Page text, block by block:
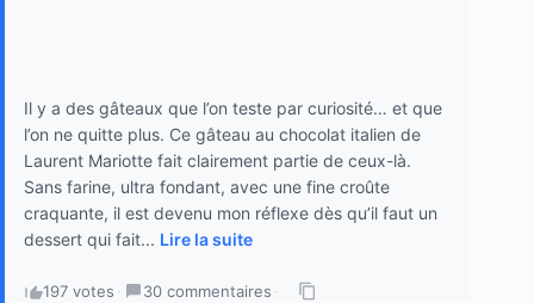
Il y a des gâteaux que l’on teste par curiosité… et que
l’on ne quitte plus. Ce gâteau au chocolat italien de
Laurent Mariotte fait clairement partie de ceux-là.
Sans farine, ultra fondant, avec une fine croûte
craquante, il est devenu mon réflexe dès qu’il faut un
dessert qui fait... Lire la suite
197 votes · 30 commentaires ·